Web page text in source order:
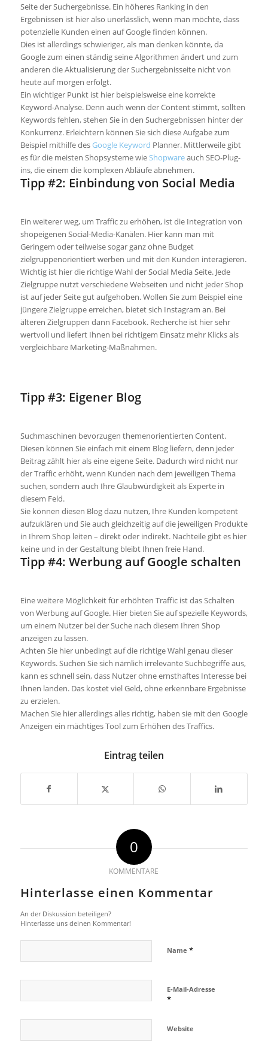
Seite der Suchergebnisse. Ein höheres Ranking in den
Ergebnissen ist hier also unerlässlich, wenn man möchte, dass
potenzielleKunden einen auf Google finden können.
Dies ist allerdings schwieriger, als man denken könnte, da
Google zum einen ständig seine Algorithmen ändert und zum
anderen die Aktualisierung der Suchergebnisseite nicht von
heute auf morgen erfolgt.
Ein wichtiger Punkt ist hier beispielsweise eine korrekte
Keyword-Analyse. Denn auch wenn der Content stimmt, sollten
Keywordsfehlen, stehen Sie in den Suchergebnissen hinter der
Konkurrenz. Erleichtern können Sie sich diese Aufgabe zum
Beispiel mithilfedesGoogle Keyword Planner. Mittlerweile gibt
es für die meisten Shopsysteme wieShopwareauch SEO-Plug-
ins, die einem die komplexen Abläufe abnehmen.
Tipp #2: Einbindung von Social Media
Ein weitererweg, um Traffic zu erhöhen, ist die Integration von
shopeigenen Social-Media-Kanälen. Hier kann man mit
Geringem oder teilweise sogar ganz ohne Budget
zielgruppenorientiert werben und mit den Kunden interagieren.
Wichtig ist hier die richtigeWahl der Social Media Seite. Jede
Zielgruppe nutzt verschiedene Webseiten und nicht jeder Shop
ist auf jeder Seite gut aufgehoben. Wollen Sie zum Beispiel eine
jüngere Zielgruppe erreichen, bietet sich Instagram an. Bei
älteren Zielgruppen dann Facebook. Recherche ist hier sehr
wertvoll und liefert Ihnen bei richtigem Einsatz mehr Klicks als
vergleichbare Marketing-Maßnahmen.
Tipp #3: Eigener Blog
Suchmaschinen bevorzugen themenorientierten Content.
Diesen können Sie einfach mit einem Blog liefern, denn jeder
Beitrag zählt hier als eine eigene Seite. Dadurch wird nicht nur
der Traffic erhöht, wenn Kunden nach dem jeweiligen Thema
suchen, sondern auch Ihre Glaubwürdigkeit als Experte in
diesem Feld.
Sie können diesen Blog dazu nutzen, Ihre Kunden kompetent
aufzuklären und Sie auch gleichzeitig auf die jeweiligen Produkte
in Ihrem Shop leiten – direkt oder indirekt. Nachteile gibt es hier
keine und in der Gestaltung bleibt Ihnen freie Hand.
Tipp #4: Werbung auf Google schalten
Eine weitere Möglichkeit für erhöhten Traffic ist das Schalten
von Werbung auf Google. Hier bieten Sie auf spezielle Keywords,
um einem Nutzer bei der Suche nach diesem Ihren Shop
anzeigen zu lassen.
Achten Sie hier unbedingt auf die richtige Wahl genau dieser
Keywords. Suchen Sie sich nämlich irrelevante Suchbegriffe aus,
kann es schnell sein, dass Nutzer ohne ernsthaftes Interesse bei
Ihnen landen. Das kostet viel Geld, ohne erkennbare Ergebnisse
zu erzielen.
Machen Sie hier allerdings alles richtig, haben sie mit den Google
Anzeigen ein mächtiges Tool zum Erhöhen des Traffics.
Eintrag teilen
0
KOMMENTARE
Hinterlasse einen Kommentar
An der Diskussion beteiligen?
Hinterlasse uns deinen Kommentar!
Name *
E-Mail-Adresse
*
Website